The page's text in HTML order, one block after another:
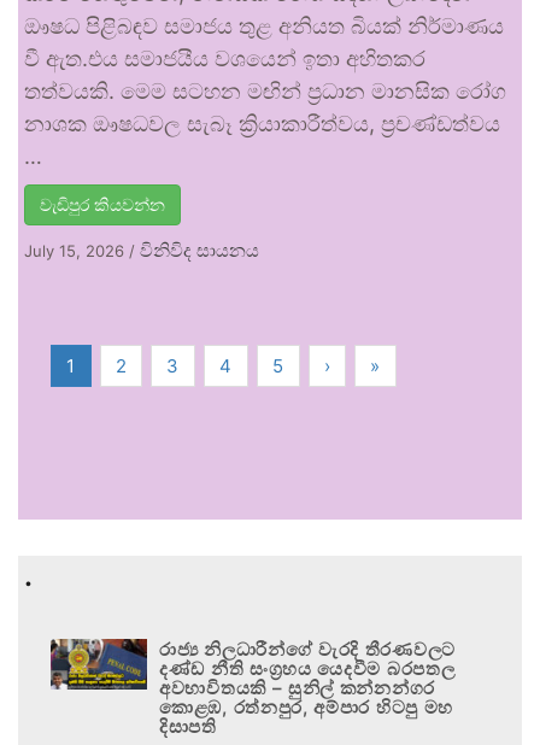
ඖෂධ පිළිබඳව සමාජය තුළ අනියත බියක් නිර්මාණය
වී ඇත.එය සමාජයීය වශයෙන් ඉතා අහිතකර
තත්වයකි. මෙම සටහන මඟින් ප්‍රධාන මානසික රෝග
නාශක ඖෂධවල සැබෑ ක්‍රියාකාරීත්වය, ප්‍රචණ්ඩත්වය
…
වැඩිපුර කියවන්න
July 15, 2026 / විනිවිද සායනය
1 2 3 4 5 › »
.
රාජ්‍ය නිලධාරීන්ගේ වැරදි තීරණවලට
දණ්ඩ නීති සංග්‍රහය යෙදවීම බරපතල
අවභාවිතයකි – සුනිල් කන්නන්ගර
කොළඹ, රත්නපුර, අම්පාර හිටපු මහ
දිසාපති